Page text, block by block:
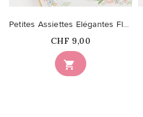

Petites Assiettes Elégantes Fleuries
Prix
CHF 9,00